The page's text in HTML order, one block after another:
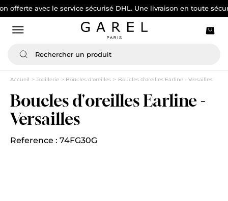
avec le service sécurisé DHL. Une livraison en toute sécurité
Accueil Joaillerie Boucles d'oreilles Boucles d'oreilles Earline - Versailles
Boucles d'oreilles Earline -
Versailles
Reference : 74FG30G